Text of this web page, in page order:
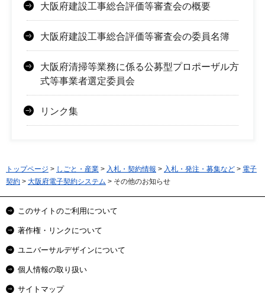
大阪府建設工事総合評価等審査会の概要
大阪府建設工事総合評価等審査会の委員名簿
大阪府清掃等業務に係る公募型プロポーザル方
式等事業者選定委員会
リンク集
トップページ > しごと・産業 > 入札・契約情報 > 入札・発注・募集など > 電子
契約 > 大阪府電子契約システム > その他のお知らせ
このサイトのご利用について
著作権・リンクについて
ユニバーサルデザインについて
個人情報の取り扱い
サイトマップ